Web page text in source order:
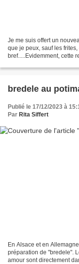
Je me suis offert un
que je peux, sauf les
bref.....Evidemment, cette
bredele au
Publié le 17/12/2023 à
Par Rita Siffert
En Alsace et en
préparation de "bredele".
amour sont directement